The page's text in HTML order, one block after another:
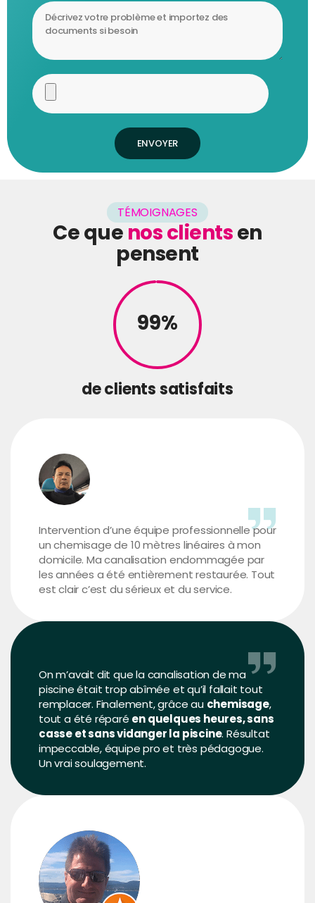
ENVOYER
TÉMOIGNAGES
Ce que nos clientsen
pensent
99%
de clients satisfaits
Intervention d’une équipe professionnelle pour
un chemisage de 10 mètres linéaires à mon
domicile. Ma canalisation endommagée par
les années a été entièrement restaurée. Tout
est clair c’est du sérieux et du service.
On m’avait dit que la canalisation de ma
piscine était trop abîmée et qu’il fallait tout
remplacer. Finalement, grâce au chemisage,
tout a été réparé en quelques heures, sans
casse et sans vidanger la piscine. Résultat
impeccable, équipe pro et très pédagogue.
Un vrai soulagement.